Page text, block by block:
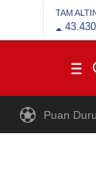
TAM
Puan